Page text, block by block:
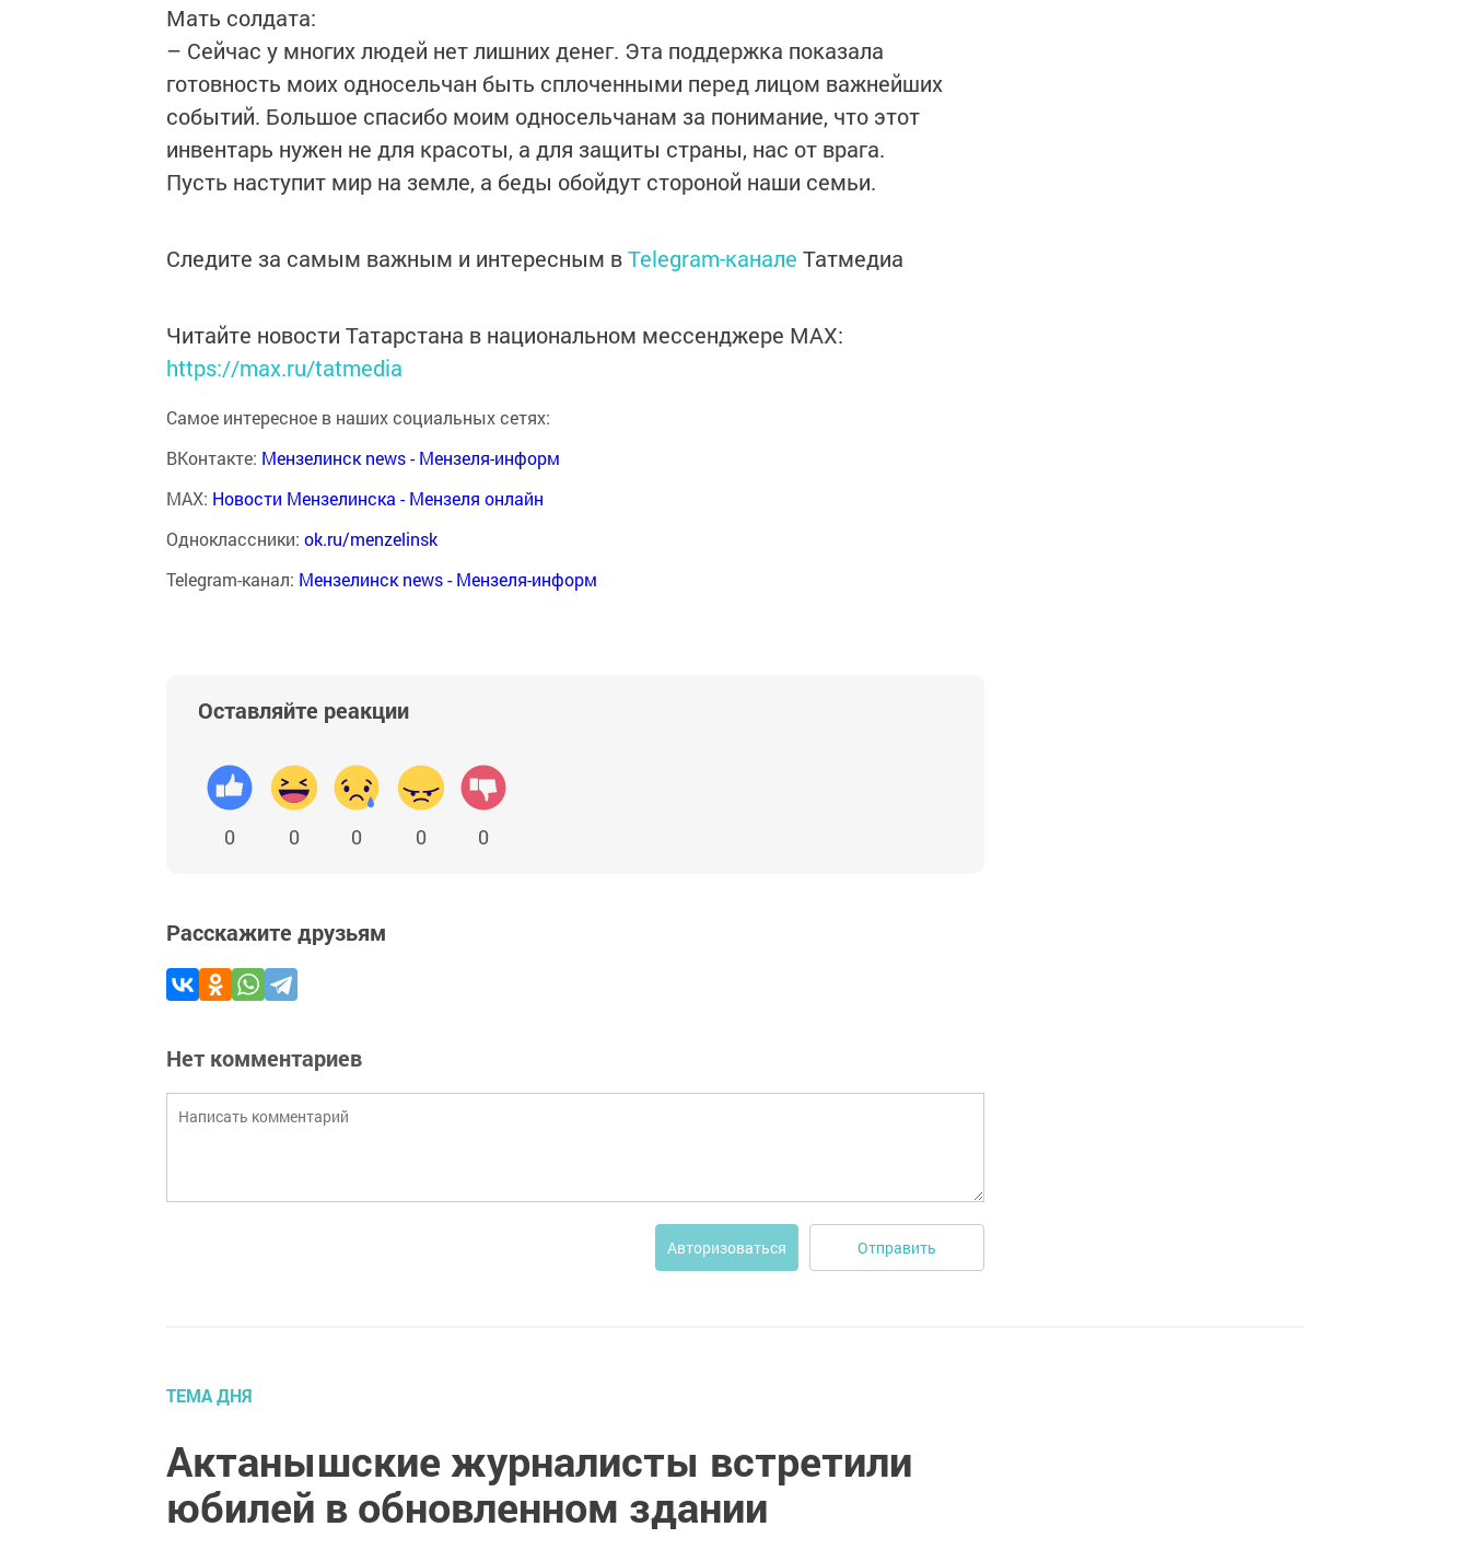
Мать солдата:
– Сейчас у многих людей нет лишних денег. Эта поддержка показала
готовность моих односельчан быть сплоченными перед лицом важнейших
событий. Большое спасибо моим односельчанам за понимание, что этот
инвентарь нужен не для красоты, а для защиты страны, нас от врага.
Пусть наступит мир на земле, а беды обойдут стороной наши семьи.
Следите за самым важным и интересным вTelegram-канале Татмедиа
Читайте новости Татарстана в национальном мессенджере MАХ:
https://max.ru/tatmedia
Самое интересное в наших социальных сетях:
ВКонтакте: Мензелинск news - Мензеля-информ
MAX: Новости Мензелинска - Мензеля онлайн
Одноклассники: ok.ru/menzelinsk
Telegram-канал: Мензелинск news - Мензеля-информ
Оставляйте реакции
0 0 0 0 0
Расскажите друзьям
Нет комментариев
Авторизоваться Отправить
ТЕМА ДНЯ
Актанышские журналисты встретили
юбилей в обновленном здании